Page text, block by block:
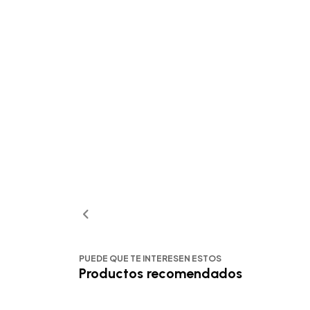
PUEDE QUE TE INTERESEN ESTOS
Productos recomendados